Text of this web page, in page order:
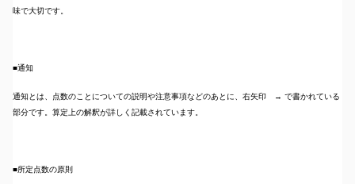
味で大切です。
■通知
通知とは、点数のことについての説明や注意事項などのあとに、右矢印 → で書かれている
部分です。算定上の解釈が詳しく記載されています。
■所定点数の原則